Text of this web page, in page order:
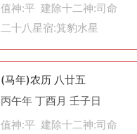
值神:平 建除十二神:司命
二十八星宿:箕豹水星
(马年)农历 八廿五
丙午年 丁酉月 壬子日
值神:平 建除十二神:司命